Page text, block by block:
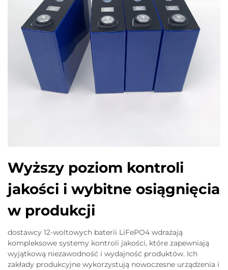
Wyższy poziom kontroli
jakości i wybitne osiągnięcia
w produkcji
dostawcy 12-woltowych baterii LiFePO4 wdrażają
kompleksowe systemy kontroli jakości, które zapewniają
wyjątkową niezawodność i wydajność produktów. Ich
zakłady produkcyjne wykorzystują nowoczesne urządzenia i